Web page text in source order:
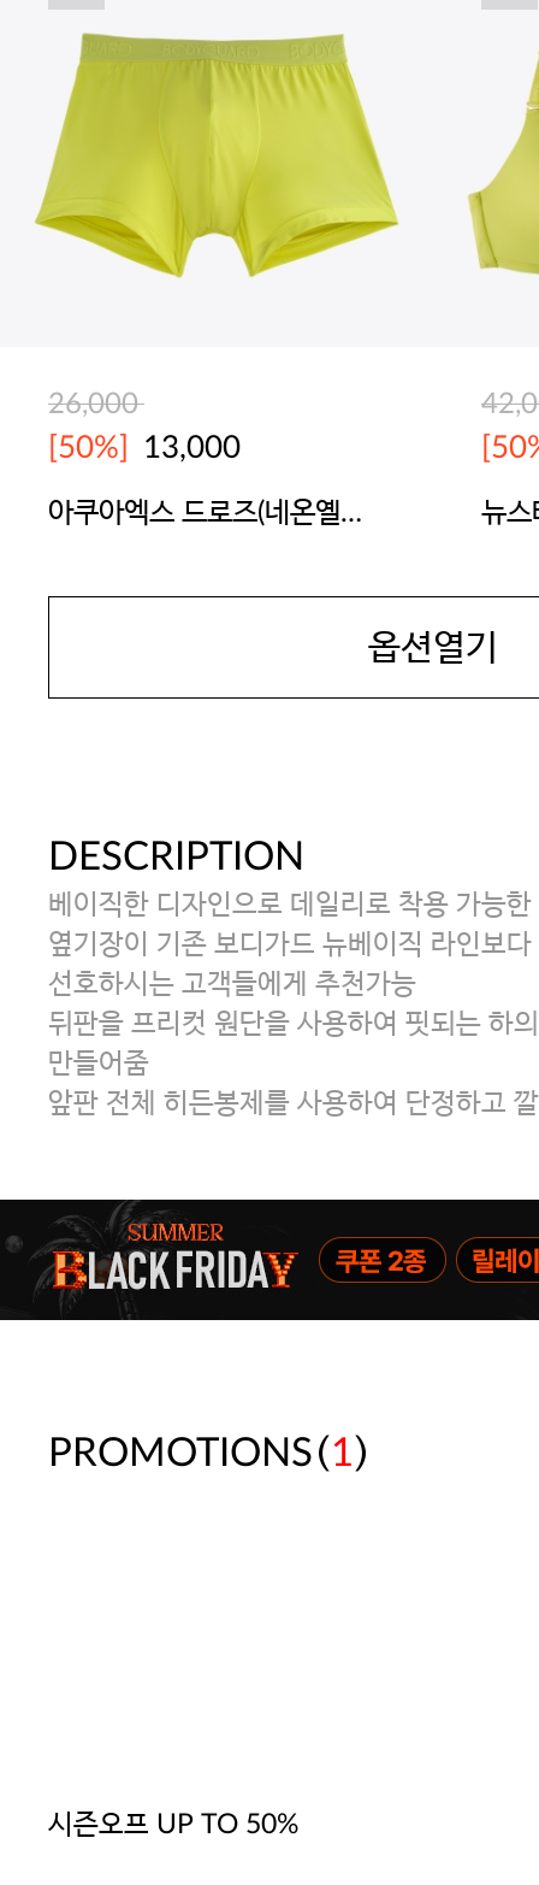
[썸머블프] 2만원 할인 쿠폰(8.1~31)
26,000
[50%] 13,000
아쿠아엑스 드로즈(네온옐로
뉴스
옵션열기
DESCRIPTION
베이직한 디자인으로 데일리로 착용 가능한
옆기장이 기존 보디가드 뉴베이직 라인보
선호하시는 고객들에게 추천가능
뒤판을 프리컷 원단을 사용하여 핏되는 하
만들어줌
앞판 전체 히든봉제를 사용하여 단정하고
PROMOTIONS(1)
시즌오프 UP TO 50%